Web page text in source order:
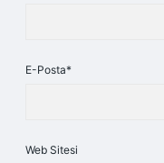
E-Posta*
Web Sitesi